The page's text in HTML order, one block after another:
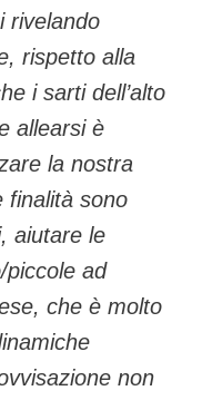
rivelando
rispetto alla
i sarti dell’alto
allearsi è
la nostra
finalità sono
aiutare le
piccole ad
che è molto
non